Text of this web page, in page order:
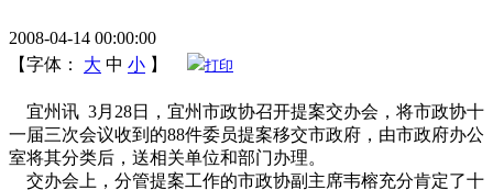
2008-04-14 00:00:00
【字体：
大 中 小 】 打印
宜州讯 3月28日，宜州市政协召开提案交办会，将市政协十
一届三次会议收到的88件委员提案移交市政府，由市政府办公
室将其分类后，送相关单位和部门办理。
交办会上，分管提案工作的市政协副主席韦榕充分肯定了十